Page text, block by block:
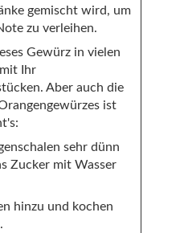
gemischt wird, um
zu verleihen.
Gewürz in vielen
Ihr
Aber auch die
ist
sehr dünn
Zucker mit Wasser
hinzu und kochen